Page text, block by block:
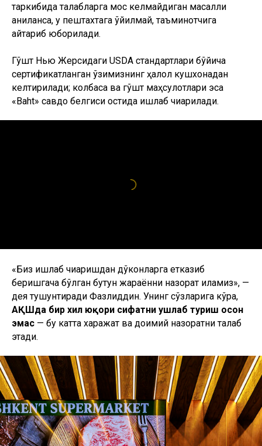
таркибида талабларга мос келмайдиган масаллиқ
аниқланса, у пештахтага қўйилмай, таъминотчига
қайтариб юборилади.
Гўшт Нью Жерсидаги USDA стандартлари бўйича
сертификатланган ўзимизнинг ҳалол кушхонадан
келтирилади; колбаса ва гўшт маҳсулотлари эса
«Baht» савдо белгиси остида ишлаб чиқарилади.
«Биз ишлаб чиқаришдан дўконларга етказиб
беришгача бўлган бутун жараённи назорат қиламиз», —
дея тушунтиради Фазлиддин. Унинг сўзларига кўра,
АҚШда бир хил юқори сифатни ушлаб туриш осон
эмас — бу катта харажат ва доимий назоратни талаб
этади.